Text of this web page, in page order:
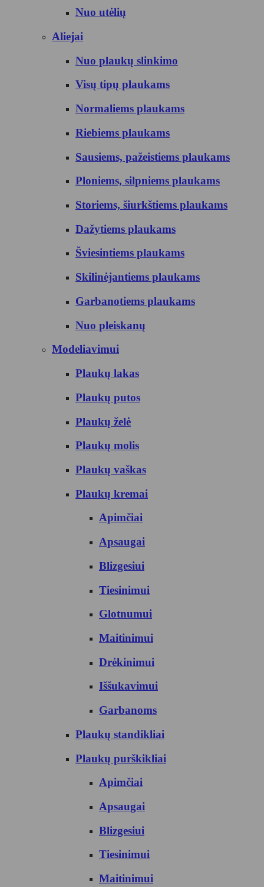
Nuo utėlių
Aliejai
Nuo plaukų slinkimo
Visų tipų plaukams
Normaliems plaukams
Riebiems plaukams
Sausiems, pažeistiems plaukams
Ploniems, silpniems plaukams
Storiems, šiurkštiems plaukams
Dažytiems plaukams
Šviesintiems plaukams
Skilinėjantiems plaukams
Garbanotiems plaukams
Nuo pleiskanų
Modeliavimui
Plaukų lakas
Plaukų putos
Plaukų želė
Plaukų molis
Plaukų vaškas
Plaukų kremai
Apimčiai
Apsaugai
Blizgesiui
Tiesinimui
Glotnumui
Maitinimui
Drėkinimui
Iššukavimui
Garbanoms
Plaukų standikliai
Plaukų purškikliai
Apimčiai
Apsaugai
Blizgesiui
Tiesinimui
Maitinimui